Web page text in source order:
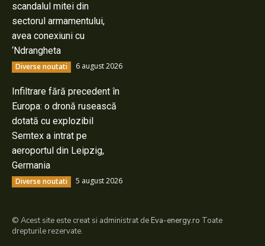
scandalul mitei din
sectorul armamentului,
avea conexiuni cu
‘Ndrangheta
Diverse noutati 6 august 2026
Infiltrare fără precedent în
Europa: o dronă rusească
dotată cu explozibil
Semtex a intrat pe
aeroportul din Leipzig,
Germania
Diverse noutati 5 august 2026
© Acest site este creat si administrat deEva-energy.ro Toate
drepturile rezervate.